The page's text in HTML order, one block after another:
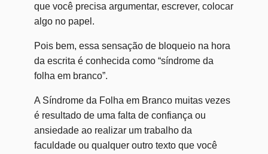
que você precisa argumentar, escrever, colocar
algo no papel.
Pois bem, essa sensação de bloqueio na hora
da escrita é conhecida como “síndrome da
folha em branco”.
A Síndrome da Folha em Branco muitas vezes
é resultado de uma falta de confiança ou
ansiedade ao realizar um trabalho da
faculdade ou qualquer outro texto que você